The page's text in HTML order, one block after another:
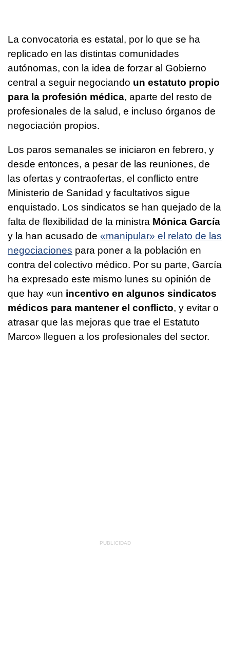
La convocatoria es estatal, por lo que se ha
replicado en las distintas comunidades
autónomas, con la idea de forzar al Gobierno
central a seguir negociando un estatuto propio
para la profesión médica, aparte del resto de
profesionales de la salud, e incluso órganos de
negociación propios.
Los paros semanales se iniciaron en febrero, y
desde entonces, a pesar de las reuniones, de
las ofertas y contraofertas, el conflicto entre
Ministerio de Sanidad y facultativos sigue
enquistado. Los sindicatos se han quejado de la
falta de flexibilidad de la ministra Mónica García
y la han acusado de «manipular» el relato de las
negociaciones para poner a la población en
contra del colectivo médico. Por su parte, García
ha expresado este mismo lunes su opinión de
que hay «un incentivo en algunos sindicatos
médicos para mantener el conflicto, y evitar o
atrasar que las mejoras que trae el Estatuto
Marco» lleguen a los profesionales del sector.